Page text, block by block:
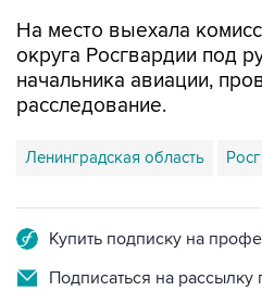
На место выехала
округа Росгвардии под
начальника авиации,
расследование.
Ленинградская область
Купить подписку на
Подписаться на рассылку